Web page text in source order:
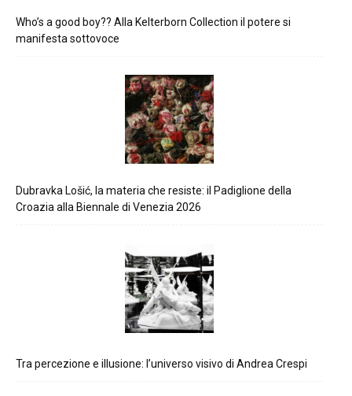
Who’s a good boy?? Alla Kelterborn Collection il potere si
manifesta sottovoce
Dubravka Lošić, la materia che resiste: il Padiglione della
Croazia alla Biennale di Venezia 2026
Tra percezione e illusione: l’universo visivo di Andrea Crespi